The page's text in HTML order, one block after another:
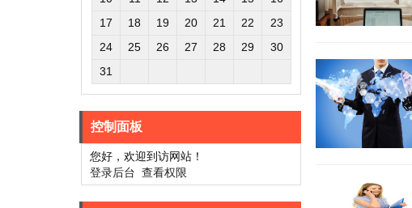
17
18 19 20 21 22
23
24
25 26 27 28 29
30
31
控制面板
您好，欢迎到访网站！
登录后台 查看权限